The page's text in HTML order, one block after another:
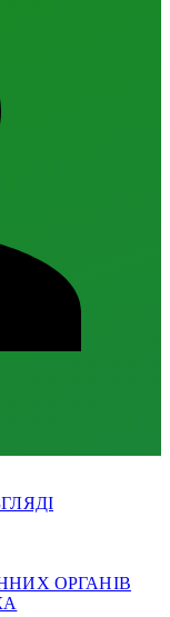
ОРГАНІВ